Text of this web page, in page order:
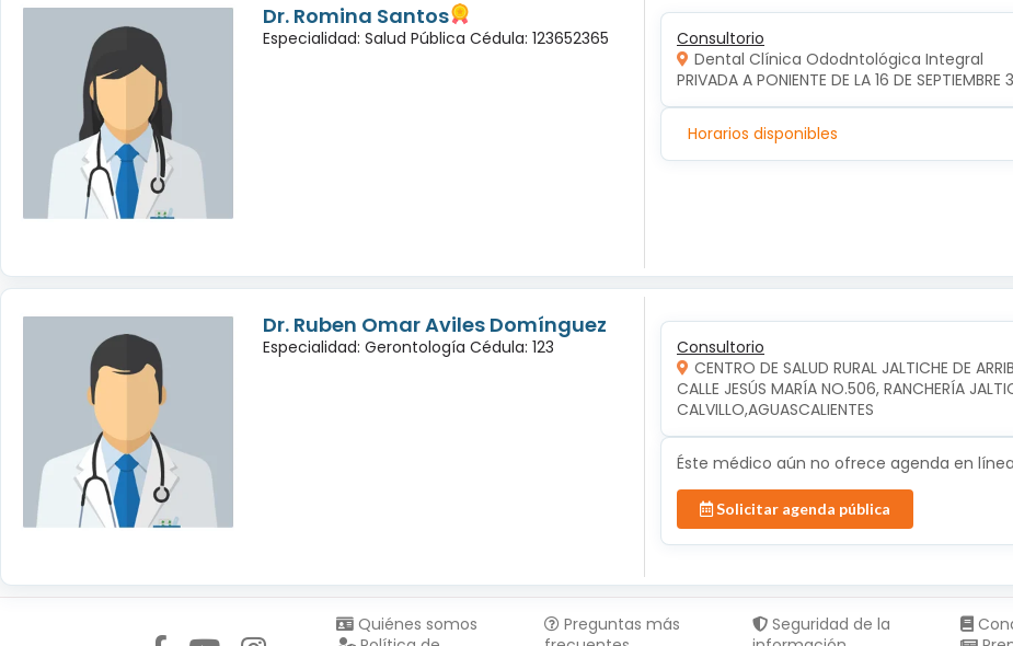
Dr. Romina Santos
Especialidad: Salud Pública Cédula: 123652365
Consultorio
Dental Clínica Ododntológica Integral
PRIVADA A PONIENTE DE LA 16 DE
Horarios disponibles
Dr. Ruben Omar Aviles Domínguez
Especialidad: Gerontología Cédula: 123
Consultorio
CENTRO DE SALUD RURAL JALTICHE DE
CALLE JESÚS MARÍA NO.506, RANCHERÍA
CALVILLO,AGUASCALIENTES
Éste médico aún no ofrece agenda en
Solicitar agenda pública
Quiénes somos
Preguntas más
Seguridad de la